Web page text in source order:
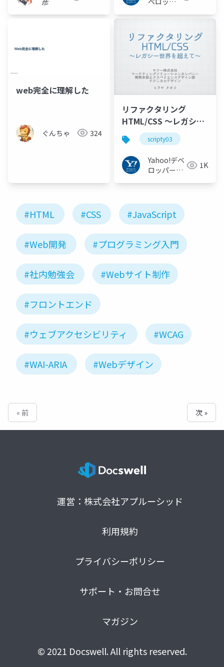
web完全に理解した
ぐんちゃ 324
リファクタリング
HTML/CSS ～レガシー
世界を超えて～
#scripty03
scripty03
Yahoo!デベ
ロッパーネ
1K
#HTML #CSS #JavaScript
#Web開発 #プログラミング入門
#社内勉強会 #Webサイト制作
#フロントエンド
#ウェブアクセシビリティ #WCAG
#WAI-ARIA #Webデザイン
« 前 次 »
運営：株式会社アプルーシッド
利用規約
プライバシーポリシー
サポート・お問合せ
マガジン
© 2021 Docswell. All rights reserved.